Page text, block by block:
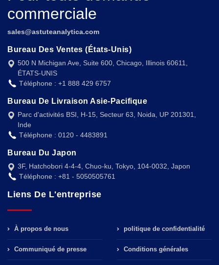
commerciale
sales@astuteanalytica.com
Bureau Des Ventes (États-Unis)
500 N Michigan Ave, Suite 600, Chicago, Illinois 60611,
ÉTATS-UNIS
Téléphone : +1 888 429 6757
Bureau De Livraison Asie-Pacifique
Parc d'activités BSI, H-15, Secteur 63, Noida, UP 201301,
Inde
Téléphone : 0120 - 4483891
Bureau Du Japon
3F, Hatchobori 4-4-4, Chuo-ku, Tokyo, 104-0032, Japon
Téléphone : +81 - 5050505761
Liens De L'entreprise
À propos de nous
Communiqué de presse
politique de confidentialité
Conditions générales